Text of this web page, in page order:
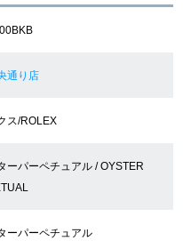
ビス
通り店
ス/ROLEX
ーパーペチュアル / OYSTER
ーパーペチュアル